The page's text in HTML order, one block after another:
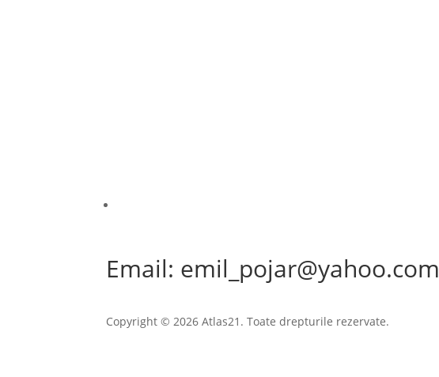
Email: emil_pojar@yahoo.com
Copyright © 2026 Atlas21. Toate drepturile rezervate.